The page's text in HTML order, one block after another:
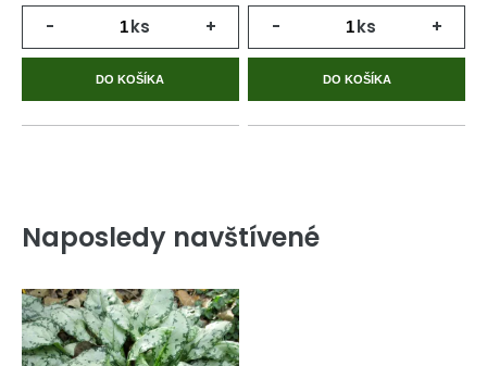
- ks +
DO KOŠÍKA
- ks +
DO KOŠÍKA
Naposledy navštívené